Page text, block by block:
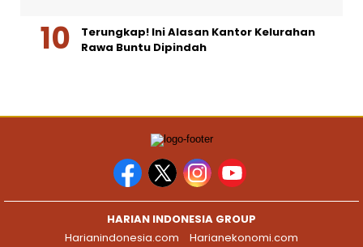
Terungkap! Ini Alasan Kantor Kelurahan
Rawa Buntu Dipindah
HARIAN INDONESIA GROUP
Harianindonesia.com
Harianekonomi.com